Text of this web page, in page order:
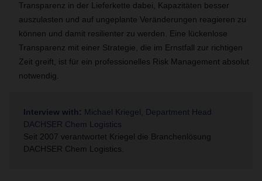
Transparenz in der Lieferkette dabei, Kapazitäten besser
auszulasten und auf ungeplante Veränderungen reagieren zu
können und damit resilienter zu werden. Eine lückenlose
Transparenz mit einer Strategie, die im Ernstfall zur richtigen
Zeit greift, ist für ein professionelles Risk Management absolut
notwendig.
Interview with: Michael Kriegel, Department Head
DACHSER Chem Logistics
Seit 2007 verantwortet Kriegel die Branchenlösung
DACHSER Chem Logistics.